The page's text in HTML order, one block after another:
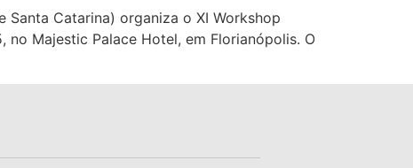
Santa Catarina) organiza o XI Workshop
no Majestic Palace Hotel, em Florianópolis. O